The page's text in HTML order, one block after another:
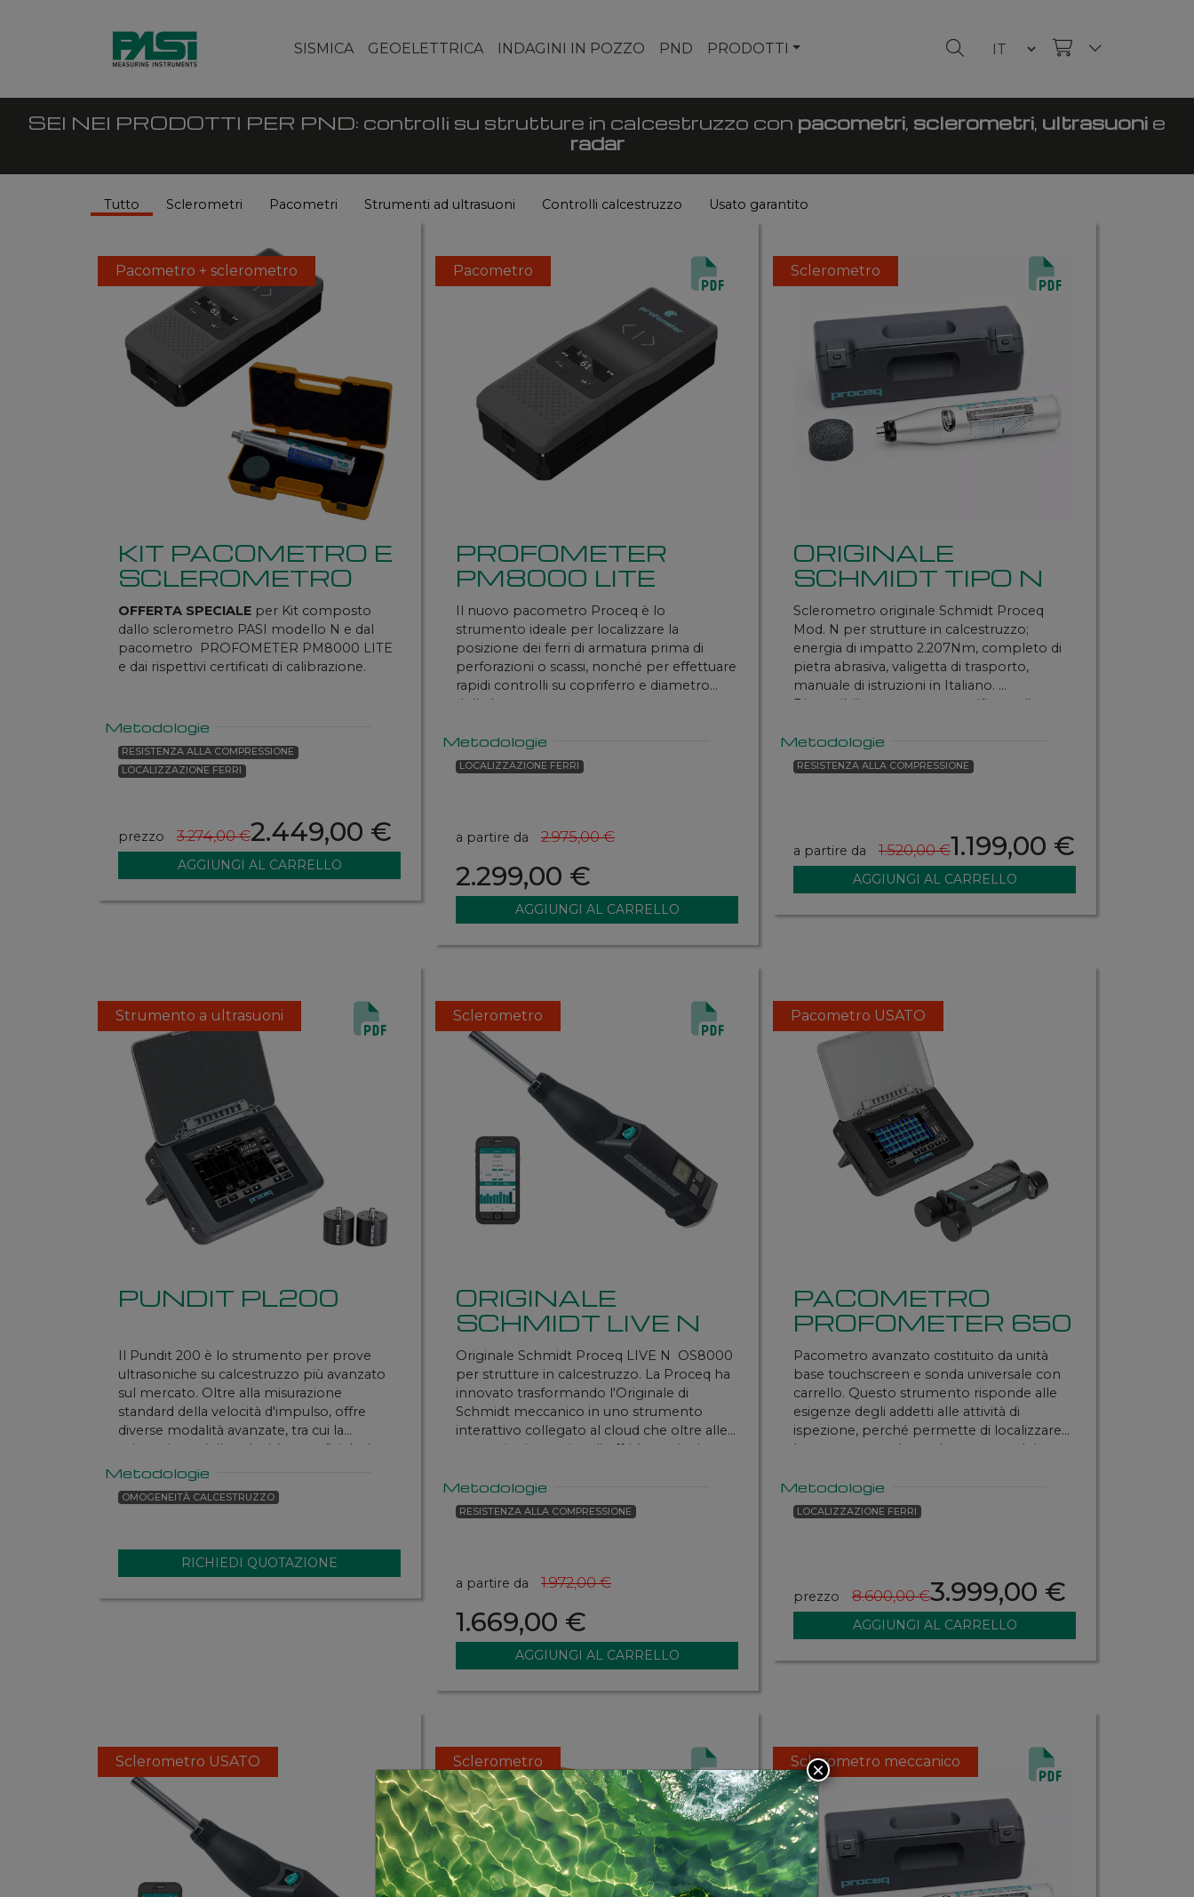
SISMICA GEOELETTRICA INDAGINI IN POZZO PND PRODOTTI
SEI NEI PRODOTTI PER PND: controlli su strutture in calcestruzzo con pacometri, sclerometri, ultrasuoni e
radar
Tutto Sclerometri Pacometri Strumenti ad ultrasuoni Controlli calcestruzzo Usato garantito
Pacometro + sclerometro
KIT PACOMETRO E
SCLEROMETRO
OFFERTA SPECIALE per Kit composto
dallo sclerometro PASI modello N e dal
pacometro PROFOMETER PM8000 LITE
e dai rispettivi certificati di calibrazione.
Metodologie
RESISTENZA ALLA COMPRESSIONE
LOCALIZZAZIONE FERRI
prezzo 3.274,00 €2.449,00 €
Pacometro
PROFOMETER
PM8000 LITE
Il nuovo pacometro Proceq è lo
strumento ideale per localizzare la
posizione dei ferri di armatura prima di
perforazioni o scassi, nonché per effettuare
rapidi controlli su copriferro e diametro
delle barre.
Metodologie
LOCALIZZAZIONE FERRI
a partire da 2.975,00 €
2.299,00 €
Sclerometro
ORIGINALE
SCHMIDT TIPO N
Sclerometro originale Schmidt Proceq
Mod. N per strutture in calcestruzzo;
energia di impatto 2.207Nm, completo di
pietra abrasiva, valigetta di trasporto,
manuale di istruzioni in Italiano.
Disponibile con e senza certificato di
Metodologie
RESISTENZA ALLA COMPRESSIONE
a partire da 1.520,00 €1.199,00 €
Strumento a ultrasuoni
PUNDIT PL200
Il Pundit 200 è lo strumento per prove
ultrasoniche su calcestruzzo più avanzato
sul mercato. Oltre alla misurazione
standard della velocità d'impulso, offre
diverse modalità avanzate, tra cui la
misurazione della velocità superficiale, la
scansione lineare e la scansione dell'area. Il
dei dati e della forma d'onda. Il Pundit 200 è
compressione, il metodo SONREB e la
misurazione del modulo elastico.
Metodologie
OMOGENEITÀ CALCESTRUZZO
Sclerometro
ORIGINALE
SCHMIDT LIVE N
Originale Schmidt Proceq LIVE N OS8000
per strutture in calcestruzzo. La Proceq ha
innovato trasformando l'Originale di
Schmidt meccanico in uno strumento
interattivo collegato al cloud che oltre alle
prestazioni eccezionali offrirà tramite i
eguali.
Disponibile con e senza certificato di
Metodologie
RESISTENZA ALLA COMPRESSIONE
a partire da 1.972,00 €
1.669,00 €
Pacometro USATO
PACOMETRO
PROFOMETER 650
Pacometro avanzato costituito da unità
base touchscreen e sonda universale con
carrello. Questo strumento risponde alle
esigenze degli addetti alle attività di
ispezione, perché permette di localizzare
le armature e valutare lo spessore del
Metodologie
LOCALIZZAZIONE FERRI
prezzo 8.600,00 €3.999,00 €
Sclerometro USATO Sclerometro Sclerometro meccanico
×